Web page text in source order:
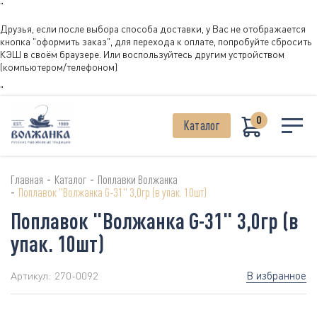
"
Друзья, если после выбора способа доставки, у Вас не отображается
кнопка "оформить заказ", для перехода к оплате, попробуйте сбросить
КЭШ в своём браузере. Или воспользуйтесь другим устройством
(компьютером/телефоном)
"
Каталог 0
Главная - Каталог - Поплавки Волжанка
- Поплавок "Волжанка G-31" 3,0гр (в упак. 10шт)
Поплавок "Волжанка G-31" 3,0гр (в
упак. 10шт)
Артикул: 270-0092 В избранное